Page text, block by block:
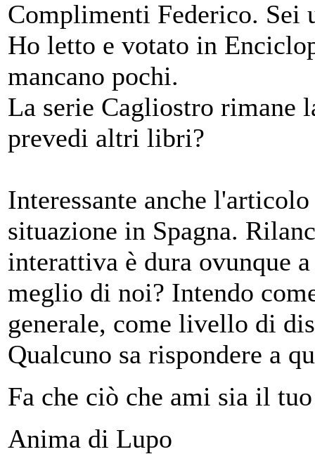
Complimenti Federico. Sei
Ho letto e votato in
mancano pochi.
La serie Cagliostro rimane
prevedi altri libri?
Interessante anche
situazione in Spagna.
interattiva è dura ovunque
meglio di noi? Intendo
generale, come livello di
Qualcuno sa rispondere a
Fa che ciò che ami sia il
Anima di Lupo